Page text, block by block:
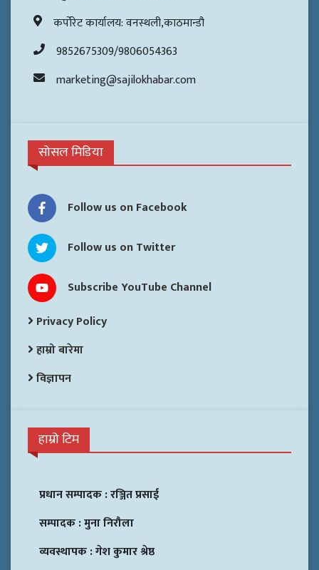
कर्पोरेट कार्यालय: वनस्थली,काठमान्डौ
9852675309/9806054363
marketing@sajilokhabar.com
सोसल मिडिया
Follow us on Facebook
Follow us on Twitter
Subscribe YouTube Channel
Privacy Policy
हाम्रो बारेमा
विज्ञापन
हाम्रो टिम
प्रधान सम्पादक :रञ्जित प्रसाई
सम्पादक :मुना निरौला
व्यवस्थापक :गेश कुमार श्रेष्ठ